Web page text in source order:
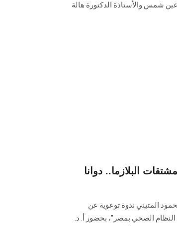
عين شمس والأستاذة الدكتورة هالة
البلازما.. دوانا
المتيني ندوة توعوية عن
النظام الصحي بمصر"، بحضور أ. د.